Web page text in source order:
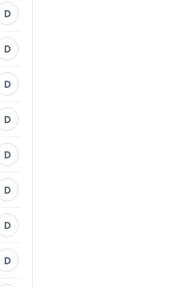
D
D
D
D
D
D
D
D